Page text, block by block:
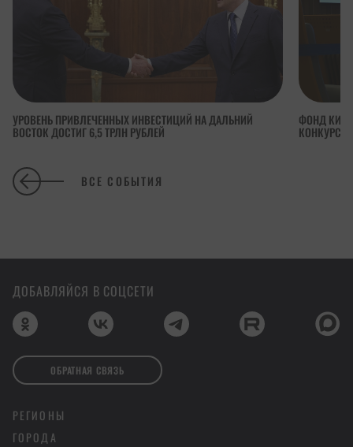
УРОВЕНЬ ПРИВЛЕЧЕННЫХ ИНВЕСТИЦИЙ НА ДАЛЬНИЙ
ВОСТОК ДОСТИГ 6,5 ТРЛН РУБЛЕЙ
ФОНД
ВСЕ СОБЫТИЯ
РЕГИОНЫ
ГОРОДА
ДОБАВЛЯЙСЯ В СОЦСЕТИ
ОБРАТНАЯ СВЯЗЬ